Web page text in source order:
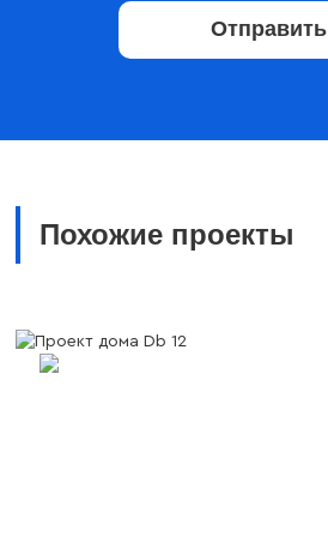
Отправить
Похожие проекты